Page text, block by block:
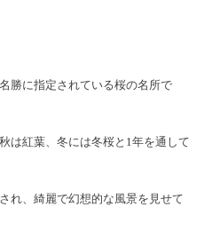
勝に指定されている桜の名所で
は紅葉、冬には冬桜と1年を通して
れ、綺麗で幻想的な風景を見せて